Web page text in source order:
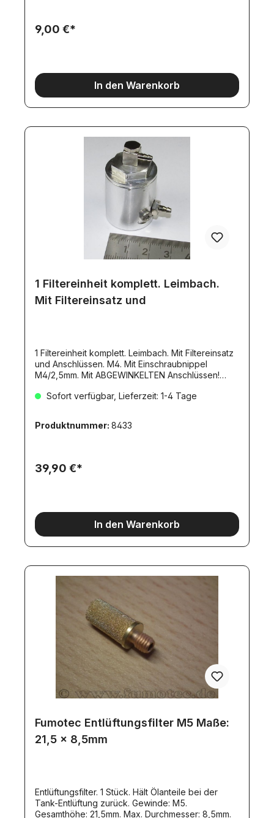
9,00 €*
In den Warenkorb
1 Filtereinheit komplett. Leimbach.
Mit Filtereinsatz und
1 Filtereinheit komplett. Leimbach. Mit Filtereinsatz
und Anschlüssen. M4. Mit Einschraubnippel
M4/2,5mm. Mit ABGEWINKELTEN Anschlüssen!
AUSGANG verwendet wird, ist egal. Die einmal
dem Filterelement in den Kreislauf zurück gespült
42mmDurchmesser: 24,5mm ohne Anschlußteile
Sofort verfügbar, Lieferzeit: 1-4 Tage
Produktnummer: 8433
39,90 €*
In den Warenkorb
Fumotec Entlüftungsfilter M5 Maße:
21,5 x 8,5mm
Entlüftungsfilter. 1 Stück. Hält Ölanteile bei der
Tank-Entlüftung zurück. Gewinde: M5.
Gesamthöhe: 21,5mm. Max. Durchmesser: 8,5mm.